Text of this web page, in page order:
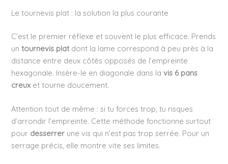
Le tournevis plat : la solution la plus courante
C’est le premier réflexe et souvent le plus efficace. Prends
untournevis plat dont la lame correspond à peu près à la
distance entre deux côtés opposés de l’empreinte
hexagonale. Insère-le en diagonale dans lavis 6 pans
creux et tourne doucement.
Attention tout de même : si tu forces trop, tu risques
d’arrondir l’empreinte. Cette méthode fonctionne surtout
pour desserrer une vis qui n’est pas trop serrée. Pour un
serrage précis, elle montre vite ses limites.